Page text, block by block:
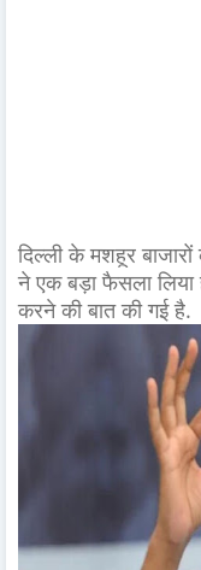
दिल्ली के मशहूर
ने एक बड़ा फैसला
करने की बात की गई है.